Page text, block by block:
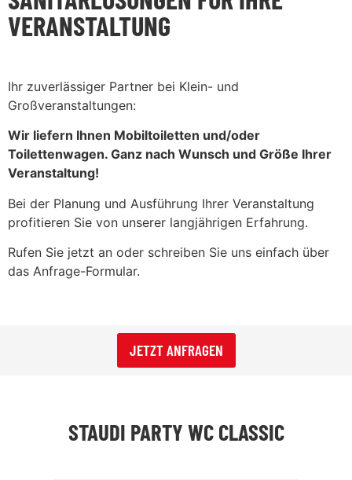
VERANSTALTUNG
Ihr zuverlässiger Partner bei Klein- und
Großveranstaltungen:
Wir liefern Ihnen Mobiltoiletten und/oder
Toilettenwagen. Ganz nach Wunsch und Größe Ihrer
Veranstaltung!
Bei der Planung und Ausführung Ihrer Veranstaltung
profitieren Sie von unserer langjährigen Erfahrung.
Rufen Sie jetzt an oder schreiben Sie uns einfach über
das Anfrage-Formular.
JETZT ANFRAGEN
STAUDI PARTY WC CLASSIC